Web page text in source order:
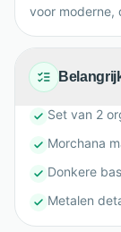
voor moderne,
Set van 2
Morchana
Donkere
Metalen